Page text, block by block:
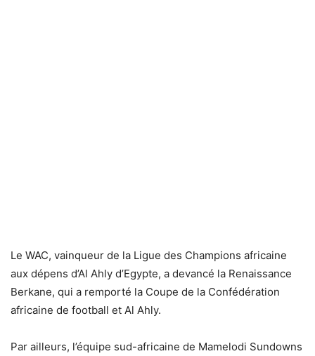
Le WAC, vainqueur de la Ligue des Champions africaine
aux dépens d’Al Ahly d’Egypte, a devancé la Renaissance
Berkane, qui a remporté la Coupe de la Confédération
africaine de football et Al Ahly.
Par ailleurs, l’équipe sud-africaine de Mamelodi Sundowns